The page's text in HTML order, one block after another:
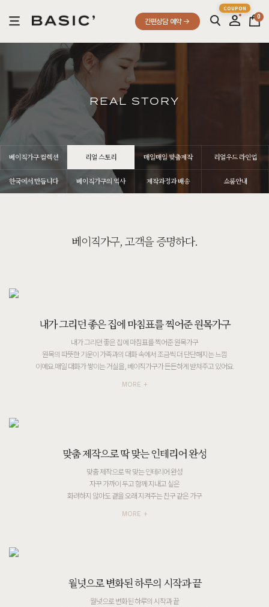
간편상담 예약
0
REAL STORY
베이직가구 컬렉션 리얼 스토리 매일매일 맞춤제작 리얼우드 라인업
한국에서 만듭니다 베이직가구의 역사 제작과정과 배송 쇼룸안내
베이직가구, 고객을 증명하다.
내가 그리던 좋은 집에 마침표를 찍어준 원목가구
내가 그리던 좋은 집에 마침표를 찍어준 원목가구
원목의 따뜻한 기운이 가족과의 대화 속에서 조금씩 더 단단해지는 느낌
이예요.매일 대화가 쌓이는 거실을, 베이직가구가 든든하게 받쳐주고 있어요.
MORE +
맞춤 제작으로 딱 맞는 인테리어 완성
맞춤 제작으로 딱 맞는 인테리어 완성
자꾸 가까이 두고 함께 지내고 싶은
화려하지 않아도 곁을 오래 지켜주는 친구 같은 가구
MORE +
월넛으로 변화된 하루의 시작과 끝
월넛으로 변화된 하루의 시작과 끝